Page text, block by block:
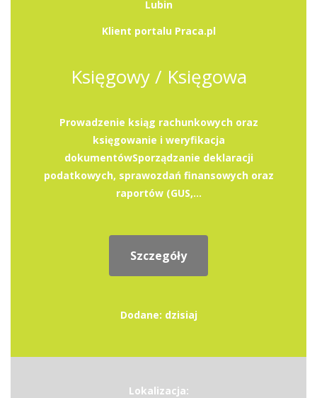
Lubin
Klient portalu Praca.pl
Księgowy / Księgowa
Prowadzenie ksiąg rachunkowych oraz
księgowanie i weryfikacja
dokumentówSporządzanie deklaracji
podatkowych, sprawozdań finansowych oraz
raportów (GUS,...
Szczegóły
Dodane: dzisiaj
Lokalizacja: